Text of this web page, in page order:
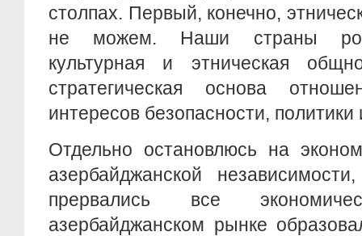
столпах. Первый, конечно,
не можем. Наши страны
культурная и этническая
стратегическая основа
интересов безопасности, политики
Отдельно остановлюсь на
азербайджанской
прервались все
азербайджанском рынке